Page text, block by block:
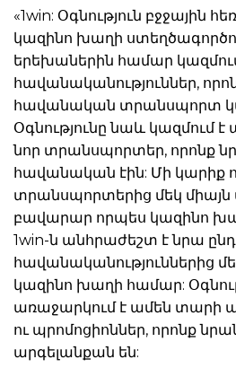
«1win: Օգնություն բջջային
կազինո խաղի
երեխաներին համար
հավանականություններ,
հավանական տրանսպորտ
Օգնությունը նաև կազմում
նոր տրանսպորտեր, որոնք
հավանական էին: Մի կարիք
տրանսպորտերից մեկ
բավարար որպես կազինո
1win-ն անհրաժեշտ է նրա
հավանականություններից
կազինո խաղի համար:
առաջարկում է ամեն տարի
ու պրոմոցիոններ, որոնք
արգելանքան են: